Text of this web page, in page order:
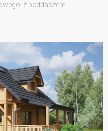
z poddaszem